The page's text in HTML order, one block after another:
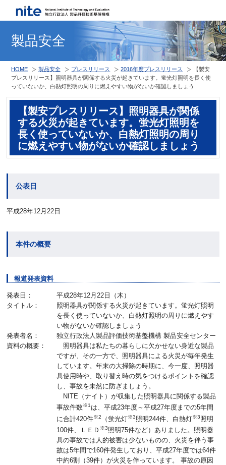
製品安全
HOME 製品安全 プレスリリース 2016年度プレスリリース
【製安
プレスリリース】照明器具が関係する火災が起きています。蛍光灯照明を長く使
っていないか、白熱灯照明の周りに燃えやすい物がないか確認しましょう
【製安プレスリリース】照明器具が関係
する火災が起きています。蛍光灯照明を
長く使っていないか、白熱灯照明の周り
に燃えやすい物がないか確認しましょう
公表日
平成28年12月22日
本件の概要
報道発表資料
発表日：
平成28年12月22日（木）
タイトル：
照明器具が関係する火災が起きています。蛍光灯照明
を長く使っていないか、白熱灯照明の周りに燃えやす
い物がないか確認しましょう
発表者名：
独立行政法人製品評価技術基盤機構 製品安全センター
資料の概要：
照明器具は私たちの暮らしに欠かせない身近な製品
ですが、その一方で、照明器具による火災が毎年発生
しています。年末の大掃除の時期に、今一度、照明器
具使用時や、取り替え時の気をつけるポイントを確認
し、事故を未然に防ぎましょう。
NITE（ナイト）が収集した照明器具に関係する製品
事故件数※1は、平成23年度～平成27年度までの5年間
に合計420件※2 （蛍光灯※3照明244件、白熱灯※3照明
100件、ＬＥＤ ※3照明75件など）ありました。照明器
具の事故では人的被害は少ないものの、火災を伴う事
故は5年間で160件発生しており、平成27年度では64件
中約6割（39件）が火災を伴っています。 事故の原因